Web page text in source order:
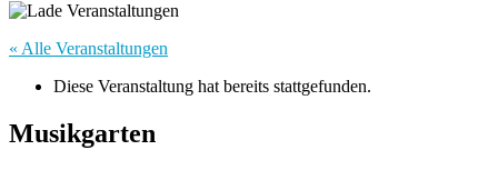
« Alle Veranstaltungen
Diese Veranstaltung hat bereits stattgefunden.
Musikgarten